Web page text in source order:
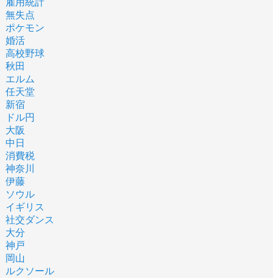
雇用統計
無失点
ポケモン
婚活
高校野球
秋田
エルム
任天堂
新宿
ドル円
大阪
中日
消費税
神奈川
伊藤
ソウル
イギリス
社交ダンス
大分
神戸
岡山
ルクソール